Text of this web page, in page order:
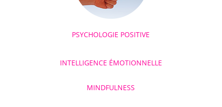
PSYCHOLOGIE POSITIVE
INTELLIGENCE ÉMOTIONNELLE
MINDFULNESS